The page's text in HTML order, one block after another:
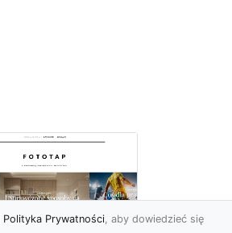
Polityka Prywatności, aby dowiedzieć się